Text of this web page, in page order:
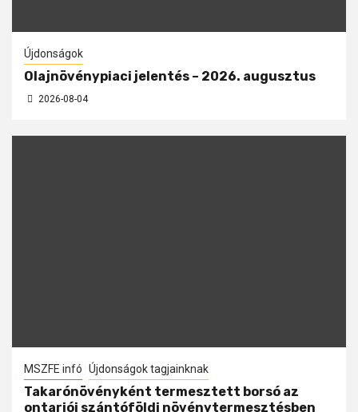
Újdonságok
Olajnövénypiaci jelentés – 2026. augusztus
2026-08-04
MSZFE infó Újdonságok tagjainknak
Takarónövényként termesztett borsó az
ontariói szántóföldi növénytermesztésben